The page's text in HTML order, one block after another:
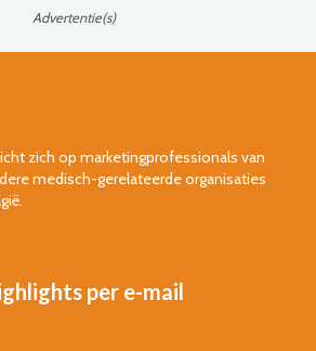
Advertentie(s)
zich op marketingprofessionals van
medisch-gerelateerde organisaties
per e-mail